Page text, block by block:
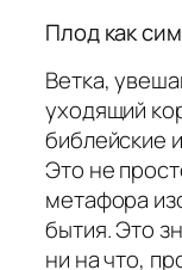
Плод как
Ветка,
уходящий
библейские
Это не
метафора
бытия. Это
ни на что,